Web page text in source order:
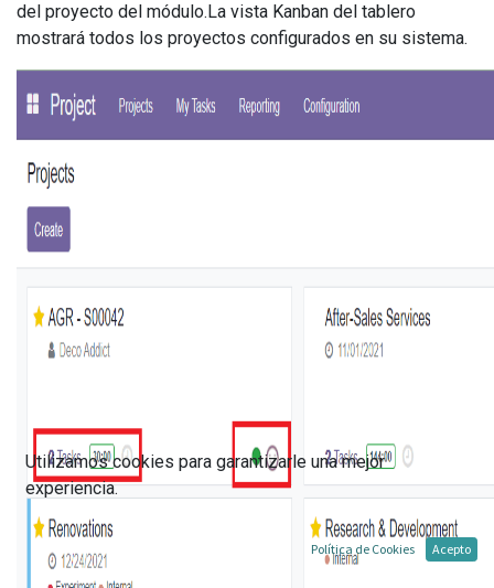
del proyecto del módulo.La vista Kanban del tablero
mostrará todos los proyectos configurados en su sistema.
Utilizamos cookies para garantizarle una mejor
experiencia.
Política de Cookies Acepto